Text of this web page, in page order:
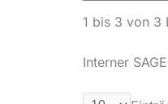
1 bis 3 von 3
Interner